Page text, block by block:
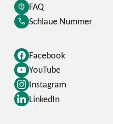
Facebook
YouTube
Instagram
LinkedIn
FAQ
Schlaue Nummer